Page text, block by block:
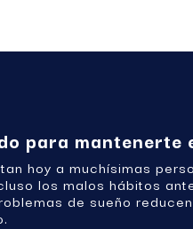
para mantenerte
hoy a muchísimas
los malos hábitos
de sueño